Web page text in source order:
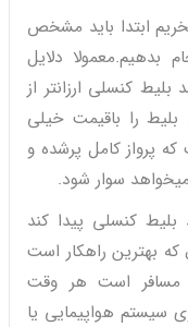
ابتدا باید مشخص
بدهیم.معمولا دلایل
کنسلی ارزانتر از
را باقیمت خیلی
پرواز کامل پرشده و
سوار شود.
بلیط کنسلی پیدا کند
بهترین راهکار است
مسافر است هر وقت
سیستم هواپیمایی یا